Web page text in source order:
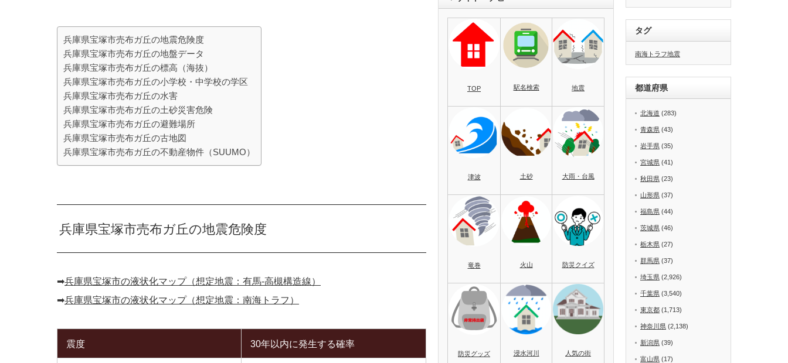
兵庫県宝塚市売布ガ丘の地震危険度
兵庫県宝塚市売布ガ丘の地盤データ
兵庫県宝塚市売布ガ丘の標高（海抜）
兵庫県宝塚市売布ガ丘の小学校・中学校の学区
兵庫県宝塚市売布ガ丘の水害
兵庫県宝塚市売布ガ丘の土砂災害危険
兵庫県宝塚市売布ガ丘の避難場所
兵庫県宝塚市売布ガ丘の古地図
兵庫県宝塚市売布ガ丘の不動産物件（SUUMO）
兵庫県宝塚市売布ガ丘の地震危険度
➡︎兵庫県宝塚市の液状化マップ（想定地震：有馬-高槻構造線）
➡︎兵庫県宝塚市の液状化マップ（想定地震：南海トラフ）
震度 30年以内に発生する確率
TOP 駅名検索 地震
津波 土砂 大雨・台風
竜巻 火山 防災クイズ
防災グッズ 浸水河川 人気の街
タグ
南海トラフ地震
都道府県
北海道 (283)
青森県 (43)
岩手県 (35)
宮城県 (41)
秋田県 (23)
山形県 (37)
福島県 (44)
茨城県 (46)
栃木県 (27)
群馬県 (37)
埼玉県 (2,926)
千葉県 (3,540)
東京都 (1,713)
神奈川県 (2,138)
新潟県 (39)
富山県 (17)